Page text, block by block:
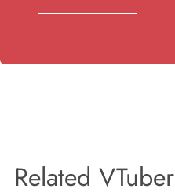
Related VTuber